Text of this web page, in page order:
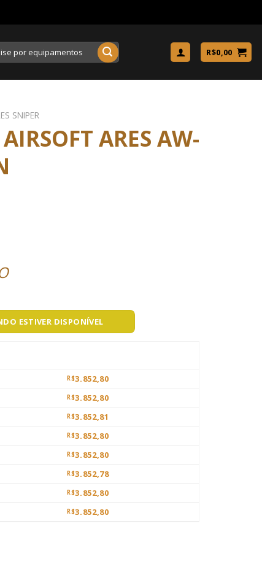
R$0,00
SNIPER
ARES AW-
ESTIVER DISPONÍVEL
R$3.852,80
R$3.852,80
R$3.852,81
R$3.852,80
R$3.852,80
R$3.852,78
R$3.852,80
R$3.852,80